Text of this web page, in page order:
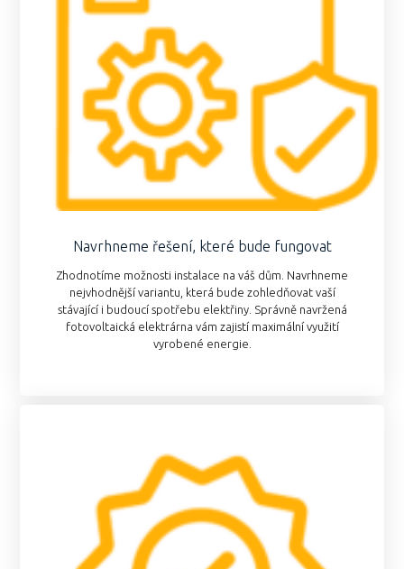
Navrhneme řešení, které bude fungovat
Zhodnotíme možnosti instalace na váš dům. Navrhneme
nejvhodnější variantu, která bude zohledňovat vaší
stávající i budoucí spotřebu elektřiny. Správně navržená
fotovoltaická elektrárna vám zajistí maximální využití
vyrobené energie.